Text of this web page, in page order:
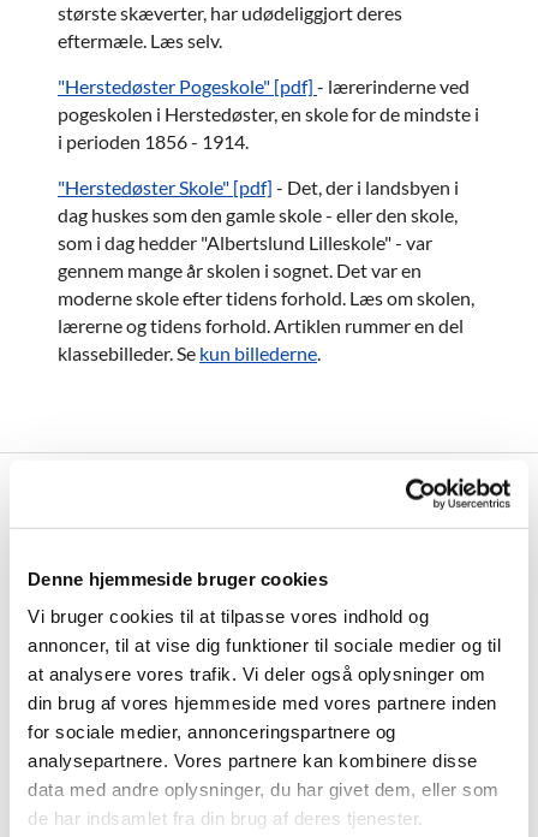
Denne hjemmeside bruger cookies
Vi bruger cookies til at tilpasse vores indhold og
annoncer, til at vise dig funktioner til sociale medier og til
at analysere vores trafik. Vi deler også oplysninger om
din brug af vores hjemmeside med vores partnere inden
for sociale medier, annonceringspartnere og
analysepartnere. Vores partnere kan kombinere disse
data med andre oplysninger, du har givet dem, eller som
de har indsamlet fra din brug af deres tjenester.
største skæverter, har udødeliggjort deres
eftermæle. Læs selv.
"Herstedøster Pogeskole" [pdf] - lærerinderne ved
pogeskolen i Herstedøster, en skole for de mindste i
i perioden 1856 - 1914.
"Herstedøster Skole" [pdf] - Det, der i landsbyen i
dag huskes som den gamle skole - eller den skole,
som i dag hedder "Albertslund Lilleskole" - var
gennem mange år skolen i sognet. Det var en
moderne skole efter tidens forhold. Læs om skolen,
lærerne og tidens forhold. Artiklen rummer en del
klassebilleder. Se kun billederne.
Kirken
Kirken
Læs mere her